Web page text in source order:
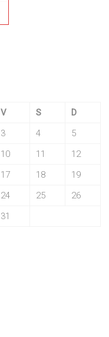
V S
D
3 4
5
10 11
12
17 18
19
24 25
26
31